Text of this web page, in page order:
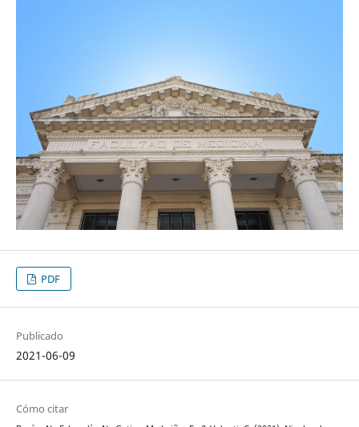
PDF
Publicado
2021-06-09
Cómo citar